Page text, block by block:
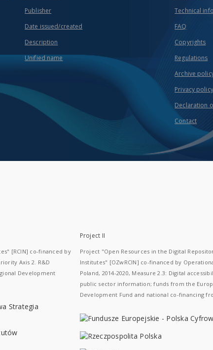
Publisher
Date issued/created
Description
Unified name
Technical
FAQ
Copyrights
Regulations
Archive
Privacy policy
Declaration
Contact
[RCIN] co-financed by
Axis 2. R&D
Development
Project II
Project "Open Resources in the Digital
Institutes" [OZwRCIN] co-financed by
Poland, 2014-2020, Measure 2.3: Digital
public sector information; funds from the
Development Fund and national co-financing